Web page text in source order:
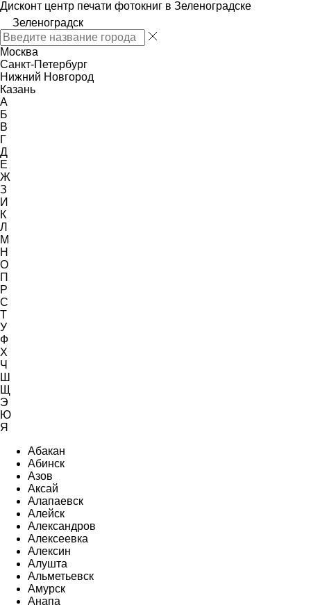
Дисконт центр печати фотокниг в Зеленоградске
Зеленоградск
Москва
Санкт-Петербург
Нижний Новгород
Казань
А
Б
В
Г
Д
Е
Ж
З
И
К
Л
М
Н
О
П
Р
С
Т
У
Ф
Х
Ч
Ш
Щ
Э
Ю
Я
Абакан
Абинск
Азов
Аксай
Алапаевск
Алейск
Александров
Алексеевка
Алексин
Алушта
Альметьевск
Амурск
Анапа